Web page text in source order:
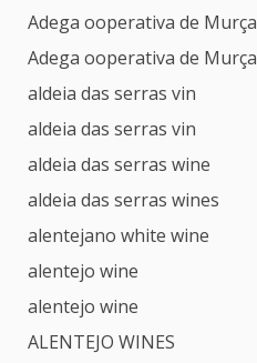
Adega ooperativa de Murça
Adega ooperativa de Murça
aldeia das serras vin
aldeia das serras vin
aldeia das serras wine
aldeia das serras wines
alentejano white wine
alentejo wine
alentejo wine
ALENTEJO WINES